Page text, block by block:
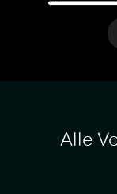
Alle